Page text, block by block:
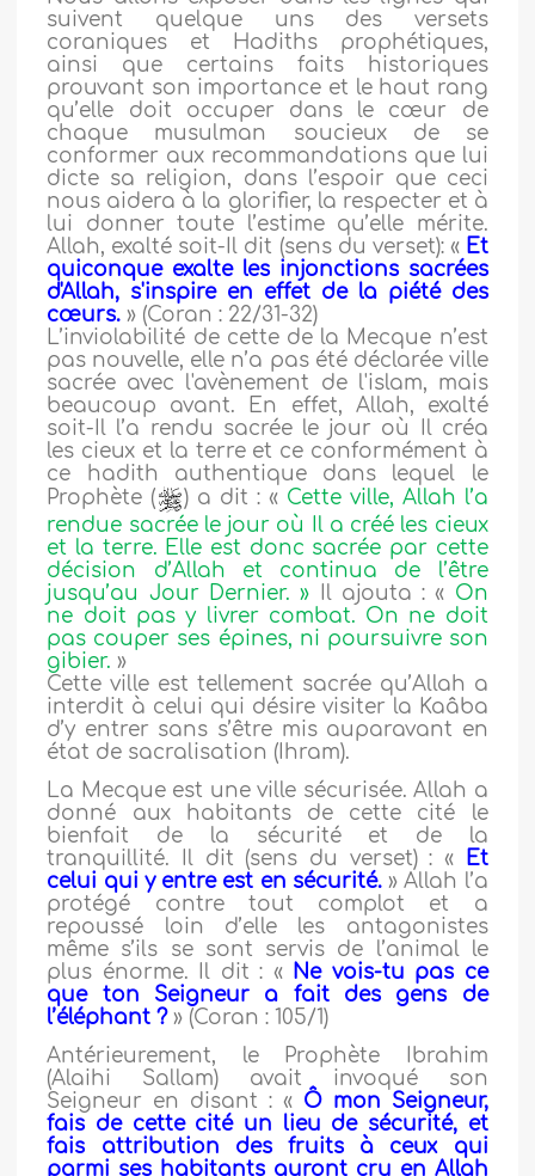
suivent quelque uns des versets
coraniques et Hadiths prophétiques,
ainsi que certains faits historiques
prouvant son importance et le haut rang
qu’elle doit occuper dans le cœur de
chaque musulman soucieux de se
conformer aux recommandations que lui
dicte sa religion, dans l’espoir que ceci
nous aidera à la glorifier, la respecter et à
lui donner toute l’estime qu’elle mérite.
Allah, exalté soit-Il dit (sens du verset): « Et
quiconque exalte les injonctions sacrées
d'Allah, s'inspire en effet de la piété des
cœurs.» (Coran : 22/31-32)
L’inviolabilité de cette de la Mecque n’est
pas nouvelle, elle n’a pas été déclarée ville
sacrée avec l'avènement de l'islam, mais
beaucoup avant. En effet, Allah, exalté
soit-Il l’a rendu sacrée le jour où Il créa
les cieux et la terre et ce conformément à
ce hadith authentique dans lequel le
Prophète (
) a dit : « Cette ville, Allah l’a
rendue sacrée le jour où Il a créé les cieux
et la terre. Elle est donc sacrée par cette
décision d’Allah et continua de l’être
jusqu’au Jour Dernier. » Il ajouta : « On
ne doit pas y livrer combat. On ne doit
pas couper ses épines, ni poursuivre son
gibier. »
Cette ville est tellement sacrée qu’Allah a
interdit à celui qui désire visiter la Kaâba
d’y entrer sans s’être mis auparavant en
état de sacralisation (Ihram).
La Mecque est une ville sécurisée. Allah a
donné aux habitants de cette cité le
bienfait de la sécurité et de la
tranquillité. Il dit (sens du verset) : « Et
celui qui y entre est en sécurité.» Allah l’a
protégé contre tout complot et a
repoussé loin d’elle les antagonistes
même s’ils se sont servis de l’animal le
plus énorme. Il dit : « Ne vois-tu pas ce
que ton Seigneur a fait des gens de
l’éléphant ? » (Coran : 105/1)
Antérieurement, le Prophète Ibrahim
(Alaihi Sallam) avait invoqué son
Seigneur en disant : « Ô mon Seigneur,
fais de cette cité un lieu de sécurité, et
fais attribution des fruits à ceux qui
parmi ses habitants auront cru en Allah